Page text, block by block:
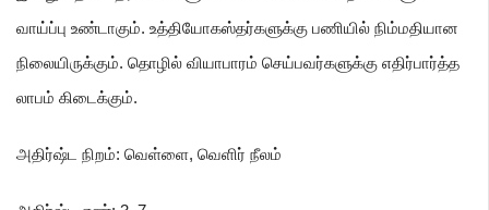
வாய்ப்பு உண்டாகும். உத்தியோகஸ்தர்களுக்கு பணியில் நிம்மதியான
நிலையிருக்கும். தொழில் வியாபாரம் செய்பவர்களுக்கு எதிர்பார்த்த
லாபம் கிடைக்கும்.
அதிர்ஷ்ட நிறம்: வெள்ளை, வெளிர் நீலம்